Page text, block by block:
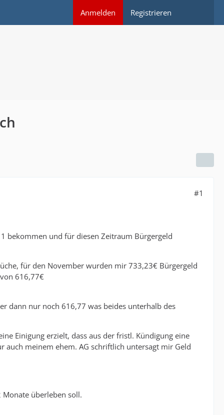
Anmelden Registrieren
#1
bekommen und für diesen Zeitraum Bürgergeld
für den November wurden mir 733,23€ Bürgergeld
616,77€
dann nur noch 616,77 was beides unterhalb des
Einigung erzielt, dass aus der fristl. Kündigung eine
meinem ehem. AG schriftlich untersagt mir Geld
überleben soll.